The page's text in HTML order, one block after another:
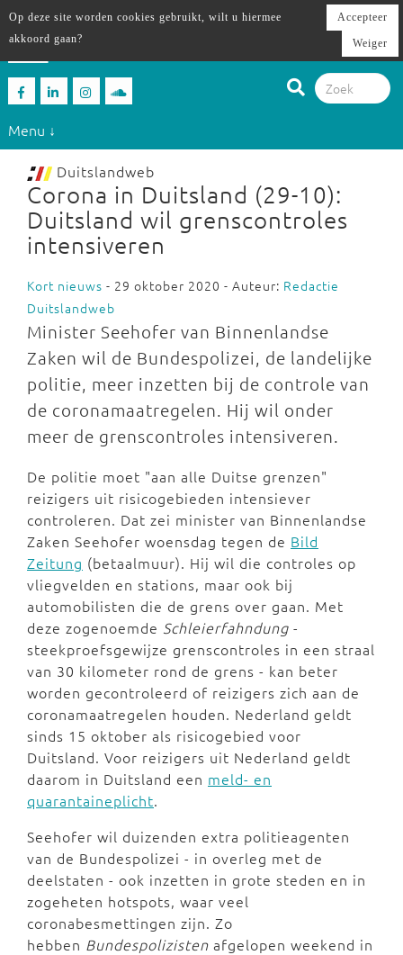
Menu ↓
Duitslandweb
Corona in Duitsland (29-10):
Duitsland wil grenscontroles
intensiveren
Kort nieuws - 29 oktober 2020 - Auteur: Redactie
Duitslandweb
Minister Seehofer van Binnenlandse
Zaken wil de Bundespolizei, de landelijke
politie, meer inzetten bij de controle van
de coronamaatregelen. Hij wil onder
meer de grenscontroles intensiveren.
De politie moet "aan alle Duitse grenzen"
reizigers uit risicogebieden intensiever
controleren. Dat zei minister van Binnenlandse
Zaken Seehofer woensdag tegen de Bild
Zeitung (betaalmuur). Hij wil die controles op
vliegvelden en stations, maar ook bij
automobilisten die de grens over gaan. Met
deze zogenoemde Schleierfahndung -
steekproefsgewijze grenscontroles in een straal
van 30 kilometer rond de grens - kan beter
worden gecontroleerd of reizigers zich aan de
coronamaatregelen houden. Nederland geldt
sinds 15 oktober als risicogebied voor
Duitsland. Voor reizigers uit Nederland geldt
daarom in Duitsland een meld- en
quarantaineplicht.
Seehofer wil duizenden extra politieagenten
van de Bundespolizei - in overleg met de
deelstaten - ook inzetten in grote steden en in
zogeheten hotspots, waar veel
coronabesmettingen zijn. Zo
hebben Bundespolizisten afgelopen weekend in
Op deze site worden cookies gebruikt, wilt u hiermee
akkoord gaan?
Accepteer
Weiger